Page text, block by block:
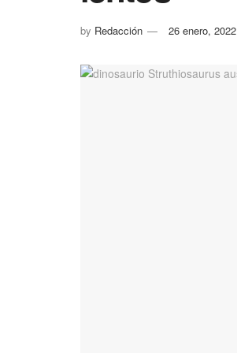
by Redacción 26 enero, 2022